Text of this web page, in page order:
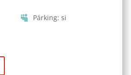
Párking: si